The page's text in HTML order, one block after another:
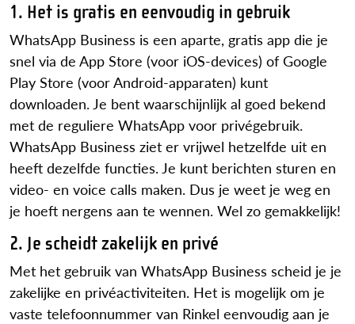
1. Het is gratis en eenvoudig in gebruik
WhatsApp Business is een aparte, gratis app die je
snel via de App Store (voor iOS-devices) of Google
Play Store (voor Android-apparaten) kunt
downloaden. Je bent waarschijnlijk al goed bekend
met de reguliere WhatsApp voor privégebruik.
WhatsApp Business ziet er vrijwel hetzelfde uit en
heeft dezelfde functies. Je kunt berichten sturen en
video- en voice calls maken. Dus je weet je weg en
je hoeft nergens aan te wennen. Wel zo gemakkelijk!
2. Je scheidt zakelijk en privé
Met het gebruik van WhatsApp Business scheid je je
zakelijke en privéactiviteiten. Het is mogelijk om je
vaste telefoonnummer van Rinkel eenvoudig aan je